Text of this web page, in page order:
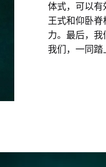
体式，可以有
王式和仰卧
力。最后，
我们，一同